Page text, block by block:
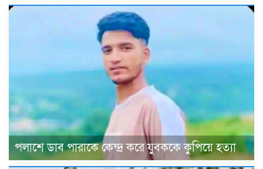
পলাশে ডাব পারাকে কেন্দ্র করে যুবককে কুপিয়ে হত্যা